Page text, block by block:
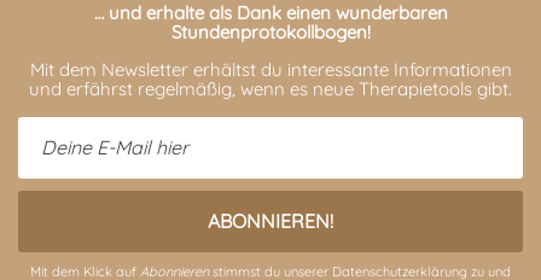
… und erhalte als Dank einen wunderbaren
Stundenprotokollbogen!
Mit dem Newsletter erhältst du interessante Informationen
und erfährst regelmäßig, wenn es neue Therapietools gibt.
Mit dem Klick auf Abonnierenstimmst du unserer Datenschutzerklärung zu und